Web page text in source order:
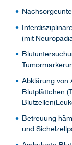
(mit
Abklärung von
Blutplättchen
Betreuung
und